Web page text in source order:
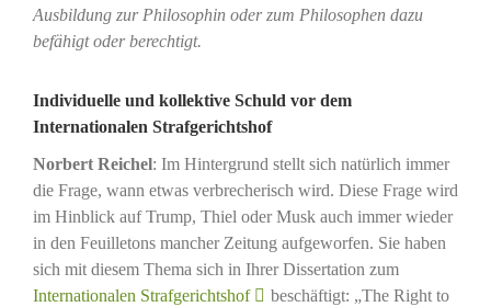
Ausbildung zur Philosophin oder zum Philosophen dazu
befähigt oder berechtigt.
Individuelle und kollektive Schuld vor dem
Internationalen Strafgerichtshof
Norbert Reichel: Im Hintergrund stellt sich natürlich immer
die Frage, wann etwas verbrecherisch wird. Diese Frage wird
im Hinblick auf Trump, Thiel oder Musk auch immer wieder
in den Feuilletons mancher Zeitung aufgeworfen. Sie haben
sich mit diesem Thema sich in Ihrer Dissertation zum
Internationalen Strafgerichtshof
beschäftigt: „The Right to